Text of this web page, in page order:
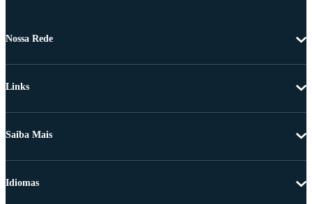
Nossa Rede
Links
Saiba Mais
Idiomas